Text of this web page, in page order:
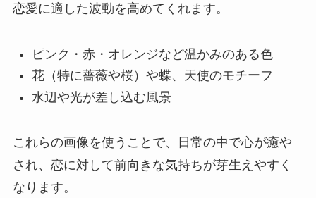
恋愛に適した波動を高めてくれます。
ピンク・赤・オレンジなど温かみのある色
花（特に薔薇や桜）や蝶、天使のモチーフ
水辺や光が差し込む風景
これらの画像を使うことで、日常の中で心が癒や
され、恋に対して前向きな気持ちが芽生えやすく
なります。